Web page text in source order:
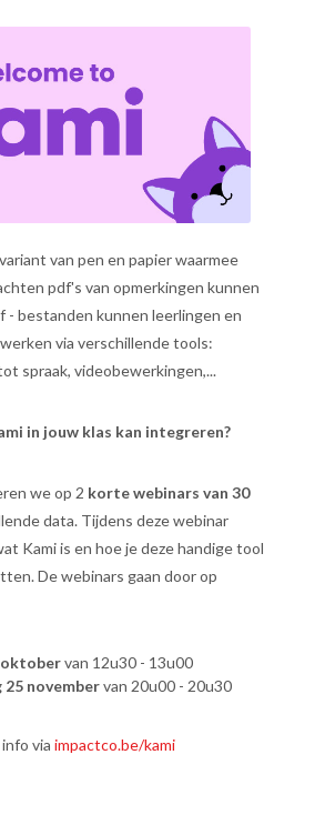
van pen en papier waarmee
pdf's van opmerkingen kunnen
- bestanden kunnen leerlingen en
via verschillende tools:
spraak, videobewerkingen,...
in jouw klas kan integreren?
we op 2 korte webinars van 30
data. Tijdens deze webinar
Kami is en hoe je deze handige tool
De webinars gaan door op
van 12u30 - 13u00
25 novembervan 20u00 - 20u30
via impactco.be/kami